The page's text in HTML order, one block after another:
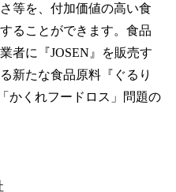
等を、付加価値の高い食
ることができます。食品
者に『JOSEN』を販売す
新たな食品原料『ぐるり
かくれフードロス」問題の